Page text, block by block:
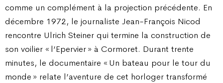
comme un complément à la projection précédente. En
décembre 1972, le journaliste Jean-François Nicod
rencontre Ulrich Steiner qui termine la construction de
son voilier « l’Epervier » à Cormoret. Durant trente
minutes, le documentaire « Un bateau pour le tour du
monde » relate l’aventure de cet horloger transformé